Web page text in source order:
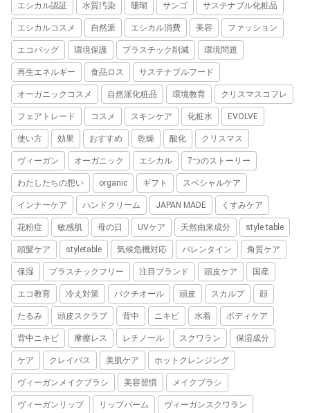
エシカル認証 水質汚染 珊瑚 サンゴ サステナブル化粧品
エシカルコスメ 自然派 エシカル消費 美容 ファッション
エコバッグ 環境保護 プラスチック削減 環境問題
再生エネルギー 食品ロス サステナブルフード
オーガニックコスメ 自然派化粧品 環境教育 クリスマスコフレ
フェアトレード コスメ スキンケア 化粧水 EVOLVE
使い方 効果 おすすめ 乾燥 酸化 クリスマス
ヴィーガン オーガニック エシカル 7つのストーリー
わたしたちの想い organic ギフト スペシャルケア
インナーケア ハンドクリーム JAPAN MADE くすみケア
花粉症 敏感肌 母の日 UVケア 天然由来成分 style table
頭髪ケア styletable 気候危機対応 バレンタイン 角質ケア
保湿 プラスチックフリー 注目ブランド 頭皮ケア 国産
エコ教育 冷え対策 バクチオール 頭皮 スカルプ 顔
たるみ 頭皮スクラブ 背中 ニキビ 水着 ボディケア
背中ニキビ 摩擦レス レチノール スクワラン 保湿成分
ケア クレイバス 美肌ケア ホットクレンジング
ヴィーガンメイクブラシ 美容習慣 メイクブラシ
ヴィーガンリップ リップバーム ヴィーガンスクワラン